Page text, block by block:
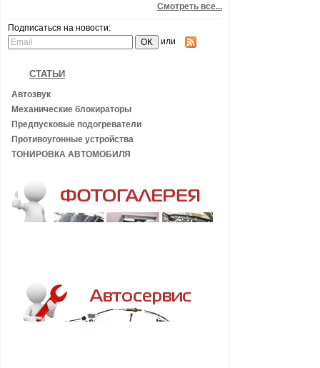
Смотреть все...
Подписаться на новости:
или
СТАТЬИ
Автозвук
Механические блокираторы
Предпусковые подогреватели
Противоугонные устройства
ТОНИРОВКА АВТОМОБИЛЯ